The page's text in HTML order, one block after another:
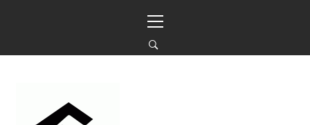
ン
イ
ン
メ